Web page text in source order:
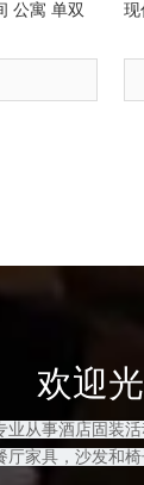
公寓 单双
现
欢迎
业从事酒店固装活
厅家具，沙发和